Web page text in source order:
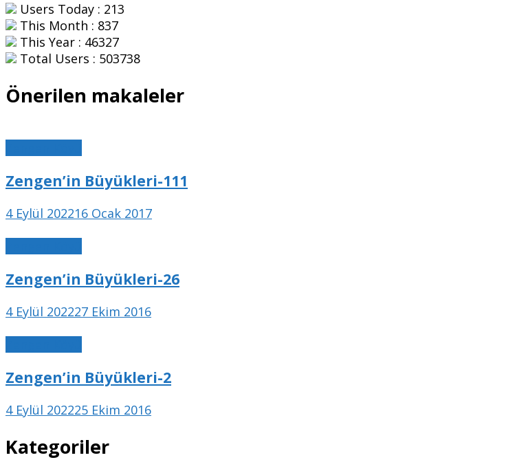
Users Today : 213
This Month : 837
This Year : 46327
Total Users : 503738
Önerilen makaleler
Zengen’in Büyükleri-111
4 Eylül 202216 Ocak 2017
Zengen’in Büyükleri-26
4 Eylül 202227 Ekim 2016
Zengen’in Büyükleri-2
4 Eylül 202225 Ekim 2016
Kategoriler